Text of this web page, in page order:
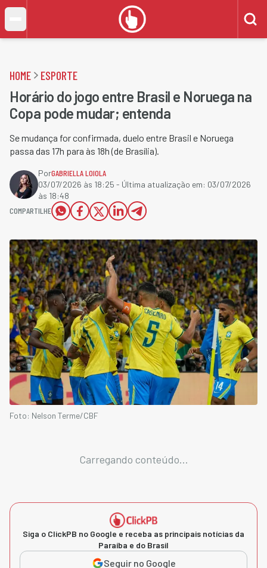
HOME ESPORTE
Horário do jogo entre Brasil e Noruega na
Copa pode mudar; entenda
Se mudança for confirmada, duelo entre Brasil e Noruega
passa das 17h para às 18h (de Brasília).
PorGABRIELLA LOIOLA
03/07/2026 às 18:25 - Última atualização em: 03/07/2026
às 18:48
COMPARTILHE
Foto: Nelson Terme/CBF
Carregando conteúdo...
Siga o ClickPB no Google e receba as principais notícias da
Paraíba e do Brasil
Seguir no Google